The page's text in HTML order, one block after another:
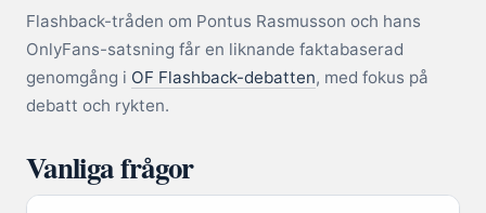
Flashback-tråden om Pontus Rasmusson och hans
OnlyFans-satsning får en liknande faktabaserad
genomgång i OF Flashback-debatten, med fokus på
debatt och rykten.
Vanliga frågor